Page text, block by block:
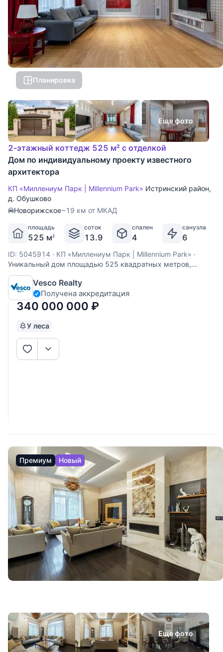
Планировка
Еще фото
2-этажный коттедж 525 м² с отделкой
Дом по индивидуальному проекту известного
архитектора
КП «Миллениум Парк | Millennium Park» Истринский район,
д. Обушково
Новорижское~19 км от МКАД
площадь
525 м2
соток
13.9
спален
4
санузла
6
ID: 5045914 · КП «Миллениум Парк | Millennium Park» ·
Уникальный дом площадью 525 квадратных метров,
расположенный на участке в 14 соток с авторским
ландшафтным дизайном. Дом спроектирован известным
архитектором Н. Бенуа. О доме писали в авторитетных
журналах «АрхРевю» и Interior+Design, подчеркивая его
Vesco Realty
Получена аккредитация
340 000 000 ₽
У леса
Премиум Новый
Еще фото